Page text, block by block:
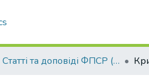
Статті та доповіді ФПСР (Соціальна робота)